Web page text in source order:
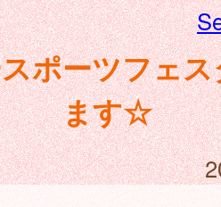
ポーツフェ
ます☆